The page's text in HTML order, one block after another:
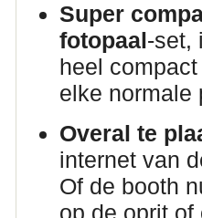
Super
fotopaal-set,
heel
elke normale
Overal te
internet van
Of de booth
op de oprit